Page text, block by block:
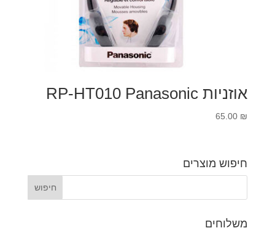
אוזניות RP-HT010 Panasonic
65.00 ₪
חיפוש מוצרים
משלוחים